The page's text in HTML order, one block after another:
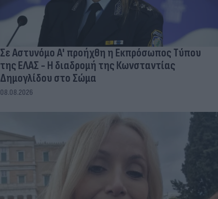
Σε Αστυνόμο Α' προήχθη η Εκπρόσωπος Τύπου
της ΕΛΑΣ - Η διαδρομή της Κωνσταντίας
Δημογλίδου στο Σώμα
08.08.2026